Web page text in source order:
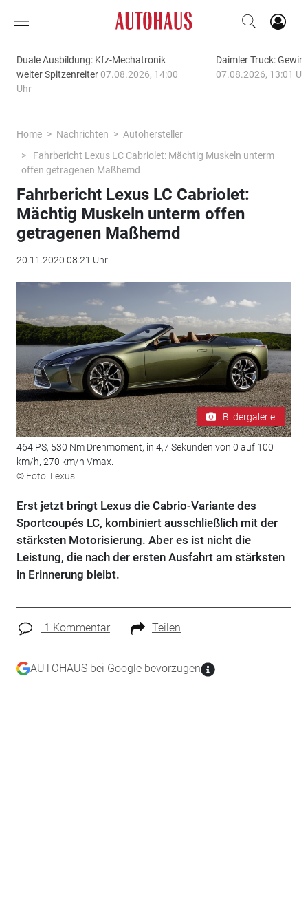
Duale Ausbildung: Kfz-Mechatronik
weiter Spitzenreiter 07.08.2026, 14:00
Uhr
Daimler Truck:
07.08.2026, 13:01
Home Nachrichten
Autohersteller
Fahrbericht Lexus LC Cabriolet: Mächtig Muskeln unterm
offen getragenen Maßhemd
Fahrbericht Lexus LC Cabriolet:
Mächtig Muskeln unterm offen
getragenen Maßhemd
20.11.2020 08:21 Uhr
Bildergalerie
464 PS, 530 Nm Drehmoment, in 4,7 Sekunden von 0 auf 100
km/h, 270 km/h Vmax.
© Foto: Lexus
Erst jetzt bringt Lexus die Cabrio-Variante des
Sportcoupés LC, kombiniert ausschließlich mit der
stärksten Motorisierung. Aber es ist nicht die
Leistung, die nach der ersten Ausfahrt am stärksten
in Erinnerung bleibt.
1 Kommentar Teilen
AUTOHAUS bei Google bevorzugen